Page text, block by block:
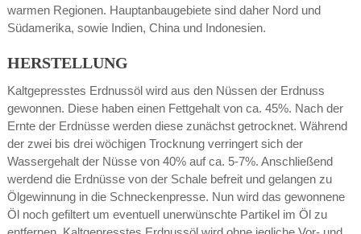
warmen Regionen. Hauptanbaugebiete sind daher Nord und
Südamerika, sowie Indien, China und Indonesien.
HERSTELLUNG
Kaltgepresstes Erdnussöl wird aus den Nüssen der Erdnuss
gewonnen. Diese haben einen Fettgehalt von ca. 45%. Nach der
Ernte der Erdnüsse werden diese zunächst getrocknet. Während
der zwei bis drei wöchigen Trocknung verringert sich der
Wassergehalt der Nüsse von 40% auf ca. 5-7%. Anschließend
werdend die Erdnüsse von der Schale befreit und gelangen zu
Ölgewinnung in die Schneckenpresse. Nun wird das gewonnene
Öl noch gefiltert um eventuell unerwünschte Partikel im Öl zu